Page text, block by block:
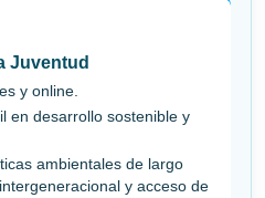
Juventud
y online.
en desarrollo sostenible y
ambientales de largo
y acceso de